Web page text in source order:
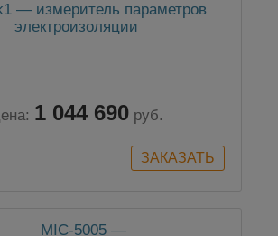
— измеритель параметров
электроизоляции
1 044 690 руб.